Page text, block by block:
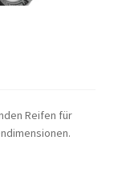
Reifen für